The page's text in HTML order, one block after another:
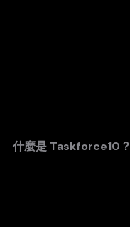
什麼是 Taskforce10？